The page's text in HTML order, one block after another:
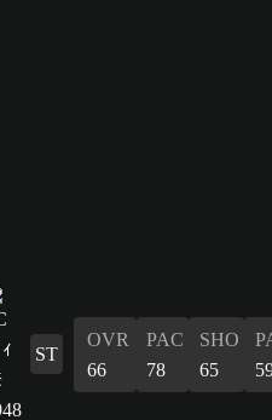
ST
OVR
66
PAC
78
SHO
65